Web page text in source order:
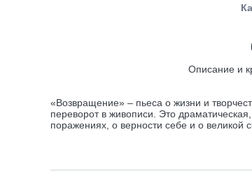
Описание и
«Возвращение» – пьеса о жизни и
переворот в живописи. Это
поражениях, о верности себе и о великой